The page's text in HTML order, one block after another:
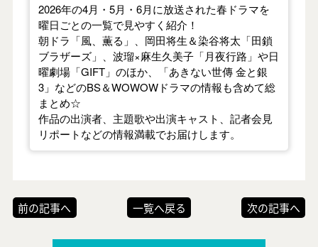
2026年の4月・5月・6月に放送された春ドラマを
曜日ごとの一覧で見やすく紹介！
朝ドラ「風、薫る」、岡田将生＆染谷将太「田鎖
ブラザーズ」、波瑠×麻生久美子「月夜行路」や日
曜劇場「GIFT」のほか、「あきない世傳 金と銀
3」などのBS＆WOWOWドラマの情報も含めて総
まとめ☆
作品の出演者、主題歌や出演キャスト、記者会見
リポートなどの情報満載でお届けします。
前の記事へ 一覧へ戻る 次の記事へ